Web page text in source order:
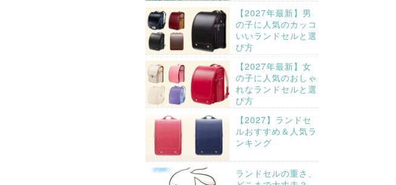
【2027年最新】男
の子に人気のカッコ
いいランドセルと選
び方
【2027年最新】女
の子に人気のおしゃ
れなランドセルと選
び方
【2027】ランドセ
ルおすすめ＆人気ラ
ンキング
ランドセルの重さ、